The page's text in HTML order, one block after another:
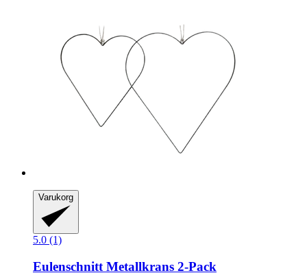
Varukorg
5.0 (1)
Eulenschnitt Metallkrans 2-​Pack